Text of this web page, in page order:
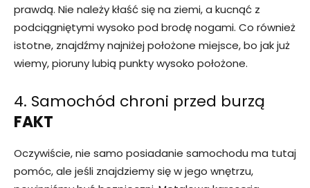
prawdą. Nie należy kłaść się na ziemi, a kucnąć z
podciągniętymi wysoko pod brodę nogami. Co również
istotne, znajdźmy najniżej położone miejsce, bo jak już
wiemy, pioruny lubią punkty wysoko położone.
4. Samochód chroni przed burzą
FAKT
Oczywiście, nie samo posiadanie samochodu ma tutaj
pomóc, ale jeśli znajdziemy się w jego wnętrzu,